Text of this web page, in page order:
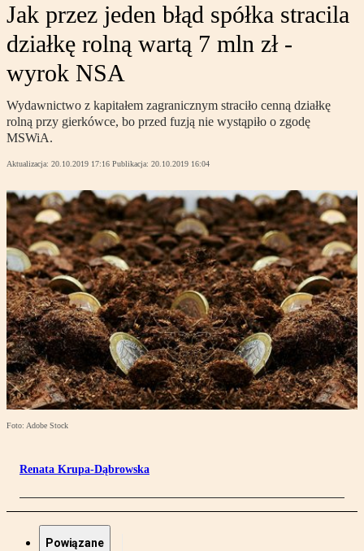
Jak przez jeden błąd spółka stracila
działkę rolną wartą 7 mln zł -
wyrok NSA
Wydawnictwo z kapitałem zagranicznym straciło cenną działkę
rolną przy gierkówce, bo przed fuzją nie wystąpiło o zgodę
MSWiA.
Aktualizacja: 20.10.2019 17:16 Publikacja: 20.10.2019 16:04
Foto: Adobe Stock
Renata Krupa-Dąbrowska
Powiązane